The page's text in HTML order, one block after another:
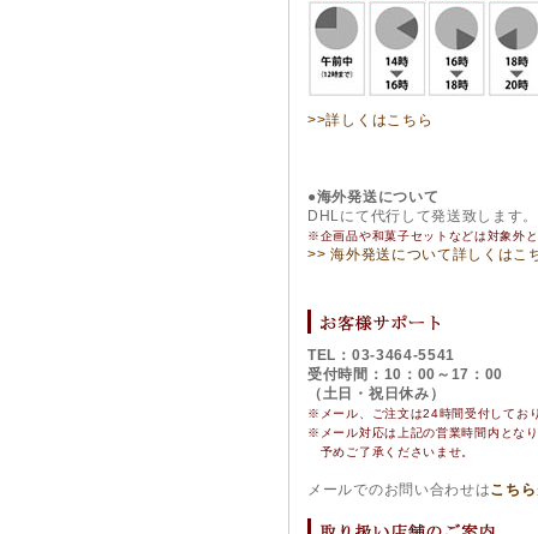
>>詳しくはこちら
●海外発送について
DHLにて代行して発送致します。
※企画品や和菓子セットなどは対象外
>> 海外発送について詳しくはこ
TEL：03-3464-5541
受付時間：10：00～17：00
（土日・祝日休み）
※メール、ご注文は24時間受付してお
※ メール対応は上記の営業時間内とな
予めご了承くださいませ。
メールでのお問い合わせはこちら